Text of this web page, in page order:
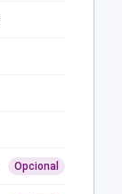
Opcional